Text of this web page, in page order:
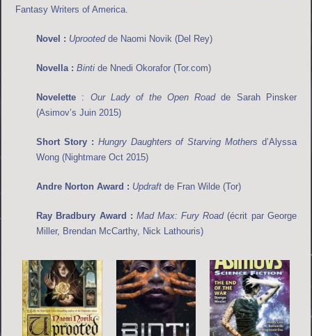
Fantasy Writers of America.
Novel : Uprootedde Naomi Novik (Del Rey)
Novella : Binti de Nnedi Okorafor (Tor.com)
Novelette : Our Lady of the Open Roadde Sarah Pinsker
(Asimov’s Juin 2015)
Short Story : Hungry Daughters of Starving Mothers d’Alyssa
Wong (Nightmare Oct 2015)
Andre Norton Award : Updraft de Fran Wilde (Tor)
Ray Bradbury Award : Mad Max: Fury Road(écrit par George
Miller, Brendan McCarthy, Nick Lathouris)